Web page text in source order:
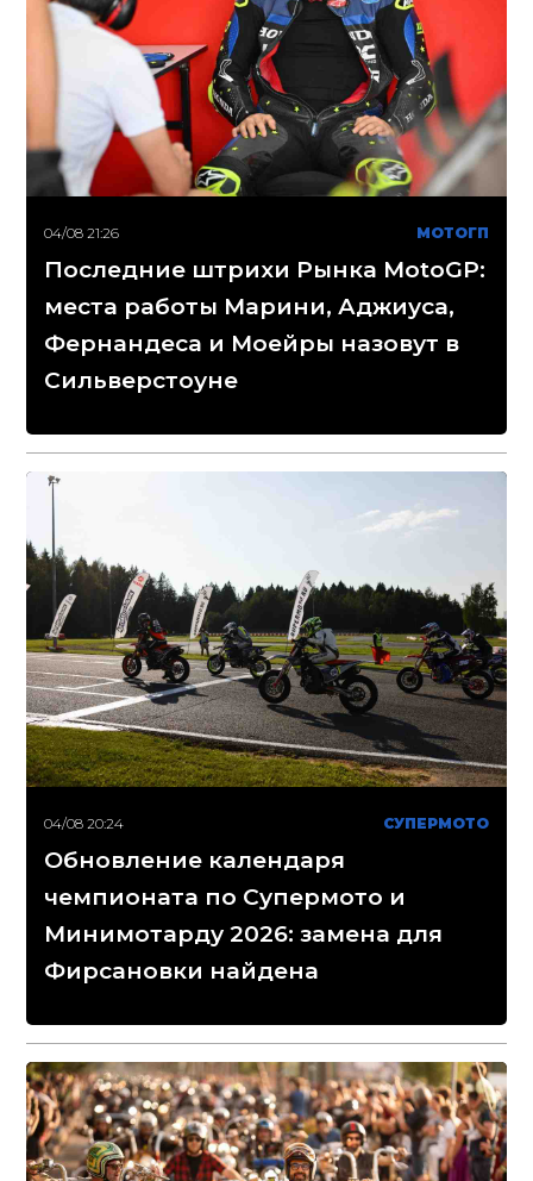
04/08 21:26 МОТОГП
Последние штрихи Рынка MotoGP:
места работы Марини, Аджиуса,
Фернандеса и Моейры назовут в
Сильверстоуне
04/08 20:24 СУПЕРМОТО
Обновление календаря
чемпионата по Супермото и
Минимотарду 2026: замена для
Фирсановки найдена